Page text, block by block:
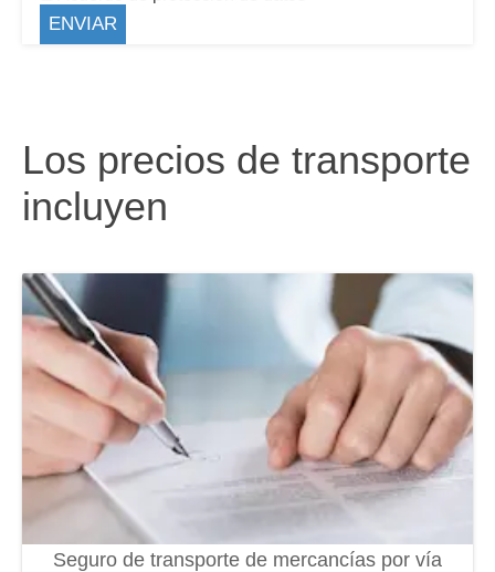
Los precios de transporte
incluyen
Seguro de transporte de mercancías por vía